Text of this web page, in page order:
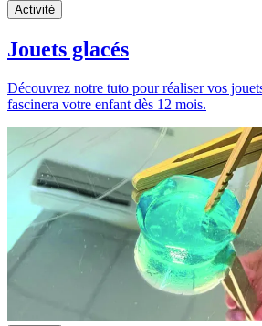
Activité
Jouets glacés
Découvrez notre tuto pour réaliser vos
fascinera votre enfant dès 12 mois.